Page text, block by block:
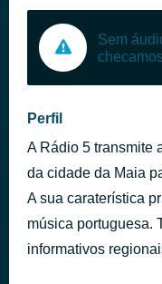
Sem
Perfil
A Rádio 5 transmite
da cidade da Maia
A sua caraterística
música portuguesa.
informativos